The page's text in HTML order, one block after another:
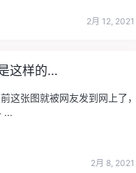
2月 12, 2021
这样的…
这张图就被网友发到网上了，
...
2月 8, 2021